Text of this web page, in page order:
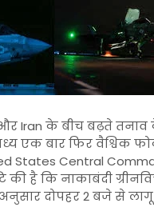
Iran के बीच बढ़ते तनाव
एक बार फिर वैश्विक
States Central
है कि नाकाबंदी
दोपहर 2 बजे से